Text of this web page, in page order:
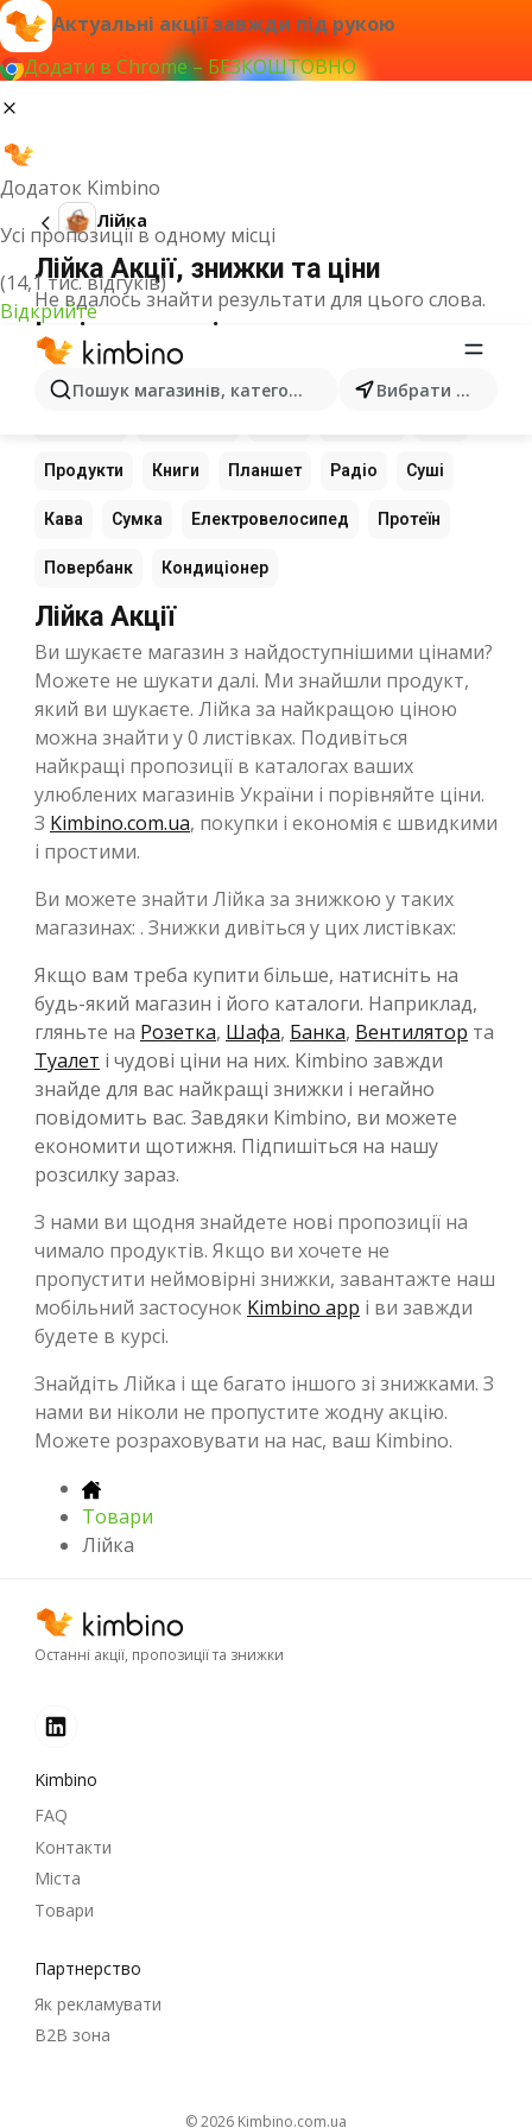
Актуальні акції завжди під рукою
Додати в Chrome – БЕЗКОШТОВНО
Додаток Kimbino
Усі пропозиції в одному місці
(14,1 тис. відгуків)
Відкрийте
Пошук магазинів, категорій, товарів... Вибрати місто
Лійка
Лійка Акції, знижки та ціни
Не вдалось знайти результати для цього слова.
Інші популярні товари
Продукти Книги Планшет Радіо Суші
Кава Сумка Електровелосипед Протеїн
Повербанк Кондиціонер
Лійка Акції
Ви шукаєте магазин з найдоступнішими цінами?
Можете не шукати далі. Ми знайшли продукт,
який ви шукаєте. Лійка за найкращою ціною
можна знайти у 0 листівках. Подивіться
найкращі пропозиції в каталогах ваших
улюблених магазинів України і порівняйте ціни.
З Kimbino.com.ua, покупки і економія є швидкими
і простими.
Ви можете знайти Лійка за знижкою у таких
магазинах: . Знижки дивіться у цих листівках:
Якщо вам треба купити більше, натисніть на
будь-який магазин і його каталоги. Наприклад,
гляньте на Розетка, Шафа, Банка, Вентилятор та
Туалет і чудові ціни на них. Kimbino завжди
знайде для вас найкращі знижки і негайно
повідомить вас. Завдяки Kimbino, ви можете
економити щотижня. Підпишіться на нашу
розсилку зараз.
З нами ви щодня знайдете нові пропозиції на
чимало продуктів. Якщо ви хочете не
пропустити неймовірні знижки, завантажте наш
мобільний застосунок Kimbino app і ви завжди
будете в курсі.
Знайдіть Лійка і ще багато іншого зі знижками. З
нами ви ніколи не пропустите жодну акцію.
Можете розраховувати на нас, ваш Kimbino.
Товари
Лійка
Останні акції, пропозиції та знижки
Kimbino
FAQ
Контакти
Міста
Товари
Партнерство
Як рекламувати
B2B зона
© 2026 kimbino.com.ua